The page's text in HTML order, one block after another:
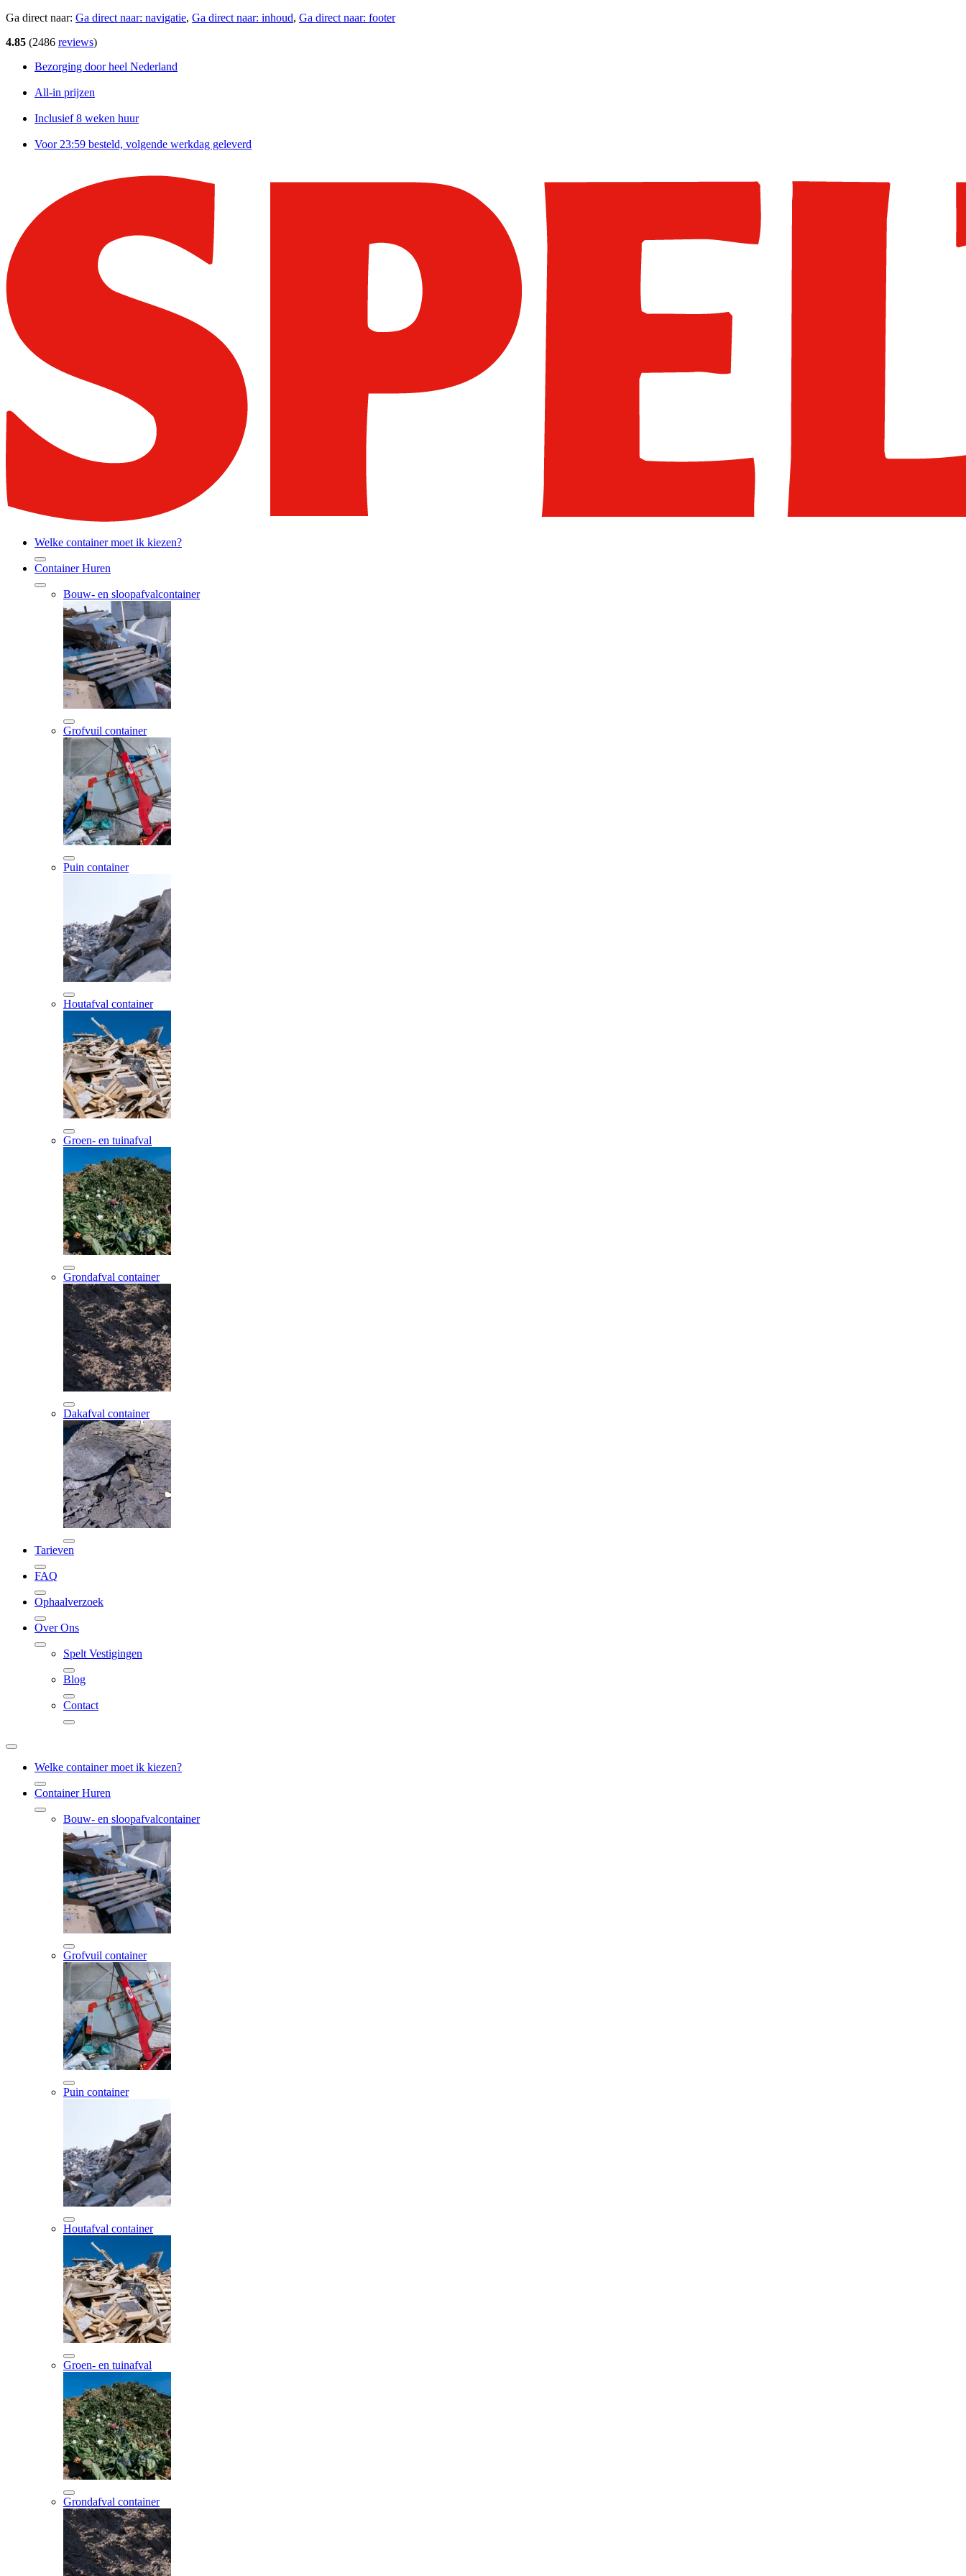
Ga direct naar: Ga direct naar: navigatie, Ga direct naar: inhoud, Ga direct naar: footer
4.85 (2486 reviews)
Bezorging door heel Nederland
All-in prijzen
Inclusief 8 weken huur
Voor 23:59 besteld, volgende werkdag geleverd
Welke container moet ik kiezen?
Container Huren
Bouw- en sloopafvalcontainer
Grofvuil container
Puin container
Houtafval container
Groen- en tuinafval
Grondafval container
Dakafval container
Tarieven
FAQ
Ophaalverzoek
Over Ons
Spelt Vestigingen
Blog
Contact
Welke container moet ik kiezen?
Container Huren
Bouw- en sloopafvalcontainer
Grofvuil container
Puin container
Houtafval container
Groen- en tuinafval
Grondafval container